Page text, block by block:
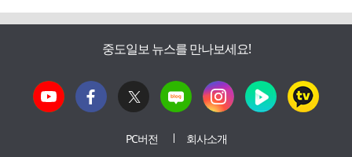
중도일보 뉴스를 만나보세요!
PC버전 회사소개